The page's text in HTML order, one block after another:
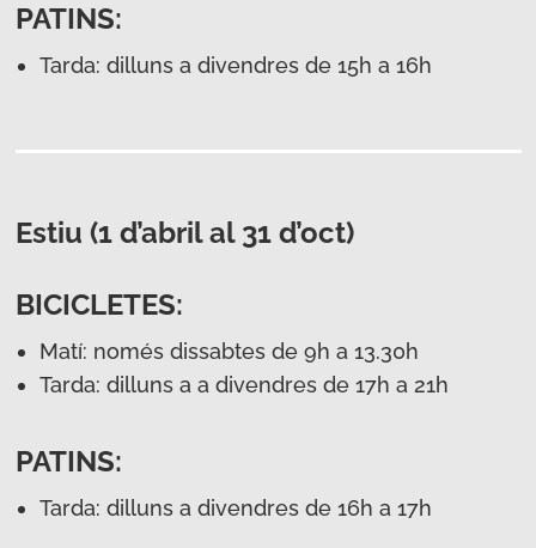
PATINS:
Tarda: dilluns a divendres de 15h a 16h
Estiu (1 d’abril al 31 d’oct)
BICICLETES:
Matí: només dissabtes de 9h a 13.30h
Tarda: dilluns a a divendres de 17h a 21h
PATINS:
Tarda: dilluns a divendres de 16h a 17h